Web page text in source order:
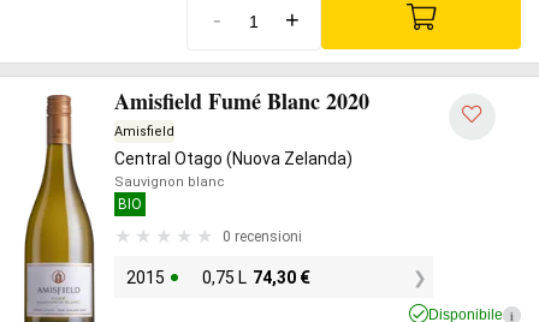
- +
Amisfield Fumé Blanc 2020
Amisfield
Central Otago (Nuova Zelanda)
Sauvignon blanc
BIO
0 recensioni
2015 0,75 L 74,30 €
Disponibile i